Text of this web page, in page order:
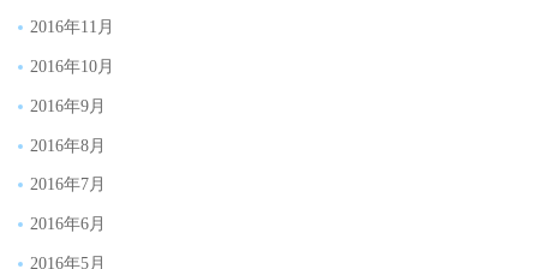
2016年11月
2016年10月
2016年9月
2016年8月
2016年7月
2016年6月
2016年5月